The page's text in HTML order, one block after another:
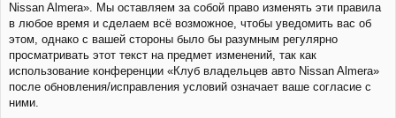
Nissan Almera». Мы оставляем за собой право изменять эти правила
в любое время и сделаем всё возможное, чтобы уведомить вас об
этом, однако с вашей стороны было бы разумным регулярно
просматривать этот текст на предмет изменений, так как
использование конференции «Клуб владельцев авто Nissan Almera»
после обновления/исправления условий означает ваше согласие с
ними.